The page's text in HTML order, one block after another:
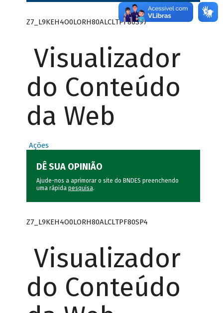
Z7_L9KEH4O0LORH80ALCLTPF80S97
Visualizador
do Conteúdo
da Web
Ações
DÊ SUA OPINIÃO
Ajude-nos a aprimorar o site do BNDES preenchendo
uma rápida pesquisa.
Z7_L9KEH4O0LORH80ALCLTPF80SP4
Visualizador
do Conteúdo